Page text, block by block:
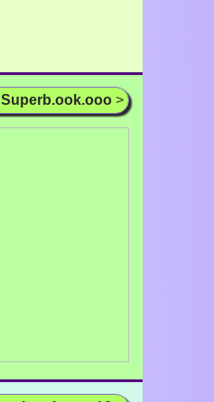
Superb.ook.ooo >